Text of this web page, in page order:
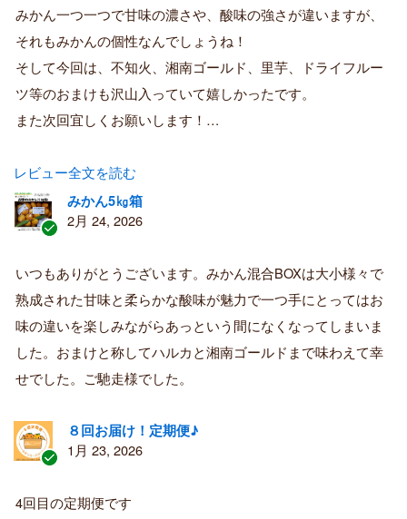
購
者
みかん一つ一つで甘味の濃さや、酸味の強さが違いますが、
それもみかんの個性なんでしょうね！
そして今回は、不知火、湘南ゴールド、里芋、ドライフルー
ツ等のおまけも沢山入っていて嬉しかったです。
また次回宜しくお願いします！…
レビュー全文を読む
証
済
み
購
者
みかん5㎏箱
2月 24, 2026
いつもありがとうございます。みかん混合BOXは大小様々で
熟成された甘味と柔らかな酸味が魅力で一つ手にとってはお
味の違いを楽しみながらあっという間になくなってしまいま
した。おまけと称してハルカと湘南ゴールドまで味わえて幸
せでした。ご馳走様でした。
証
済
８回お届け！定期便♪
1月 23, 2026
4回目の定期便です